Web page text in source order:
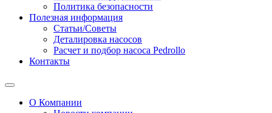
Политика безопасности
Полезная информация
Статьи/Советы
Деталировка насосов
Расчет и подбор насоса Pedrollo
Контакты
О Компании